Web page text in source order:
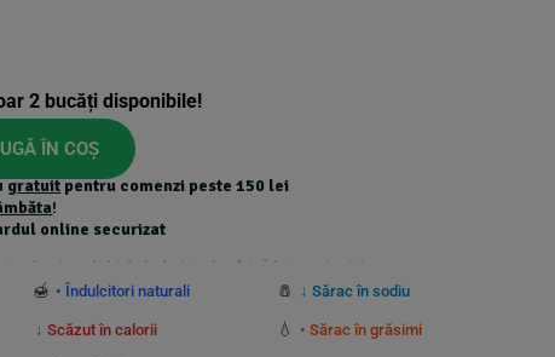
2 bucăți disponibile!
ÎN COȘ
gratuitpentru comenzi peste 150 lei
!
online securizat
suplimentare calculate la checkout și nu beneficiază de transport gratuit.
🍯 • Îndulcitori naturali 🧂 ↓ Sărac în sodiu
↓ Scăzut în calorii 💧 • Sărac în grăsimi